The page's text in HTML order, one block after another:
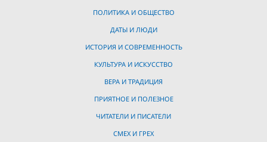
ПОЛИТИКА И ОБЩЕСТВО
ДАТЫ И ЛЮДИ
ИСТОРИЯ И СОВРЕМЕННОСТЬ
КУЛЬТУРА И ИСКУССТВО
ВЕРА И ТРАДИЦИЯ
ПРИЯТНОЕ И ПОЛЕЗНОЕ
ЧИТАТЕЛИ И ПИСАТЕЛИ
СМЕХ И ГРЕХ